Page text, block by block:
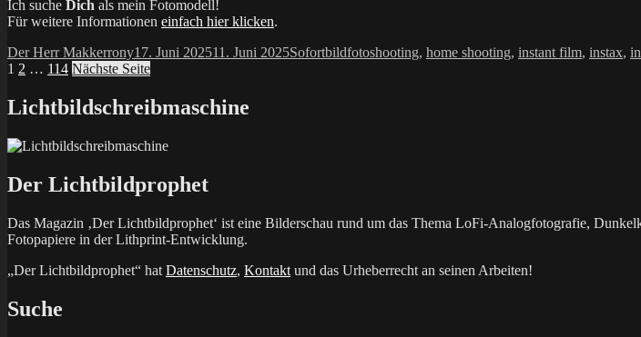
Ich suche Dich als mein Fotomodell!
Für weitere Informationen einfach hier klicken.
Autor
Der Herr MakkerronyVeröffentlicht
am
17. Juni 202511. Juni 2025Kategorien
SofortbildSchlagwörter
fotoshooting, home shooting, instant film, instax,
Seitennummerierung
der
Beiträge
Seite
1 Seite
2 … Seite
114 Nächste Seite
Lichtbildschreibmaschine
Der Lichtbildprophet
Das Magazin ‚Der Lichtbildprophet‘ ist eine Bilderschau rund um das Thema LoFi-Analogfotografie,
Fotopapiere in der Lithprint-Entwicklung.
„Der Lichtbildprophet“ hat Datenschutz, Kontakt und das Urheberrecht an seinen Arbeiten!
Suche